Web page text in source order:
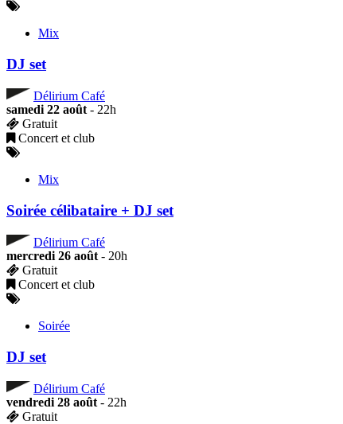
Mix
DJ set
Délirium Café
samedi 22 août- 22h
Gratuit
Concert et club
Mix
Soirée célibataire + DJ set
Délirium Café
mercredi 26 août- 20h
Gratuit
Concert et club
Soirée
DJ set
Délirium Café
vendredi 28 août- 22h
Gratuit